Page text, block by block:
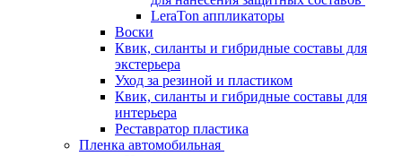
LeraTon аппликаторы
Воски
Квик, силанты и гибридные составы для
экстерьера
Уход за резиной и пластиком
Квик, силанты и гибридные составы для
интерьера
Реставратор пластика
Пленка автомобильная